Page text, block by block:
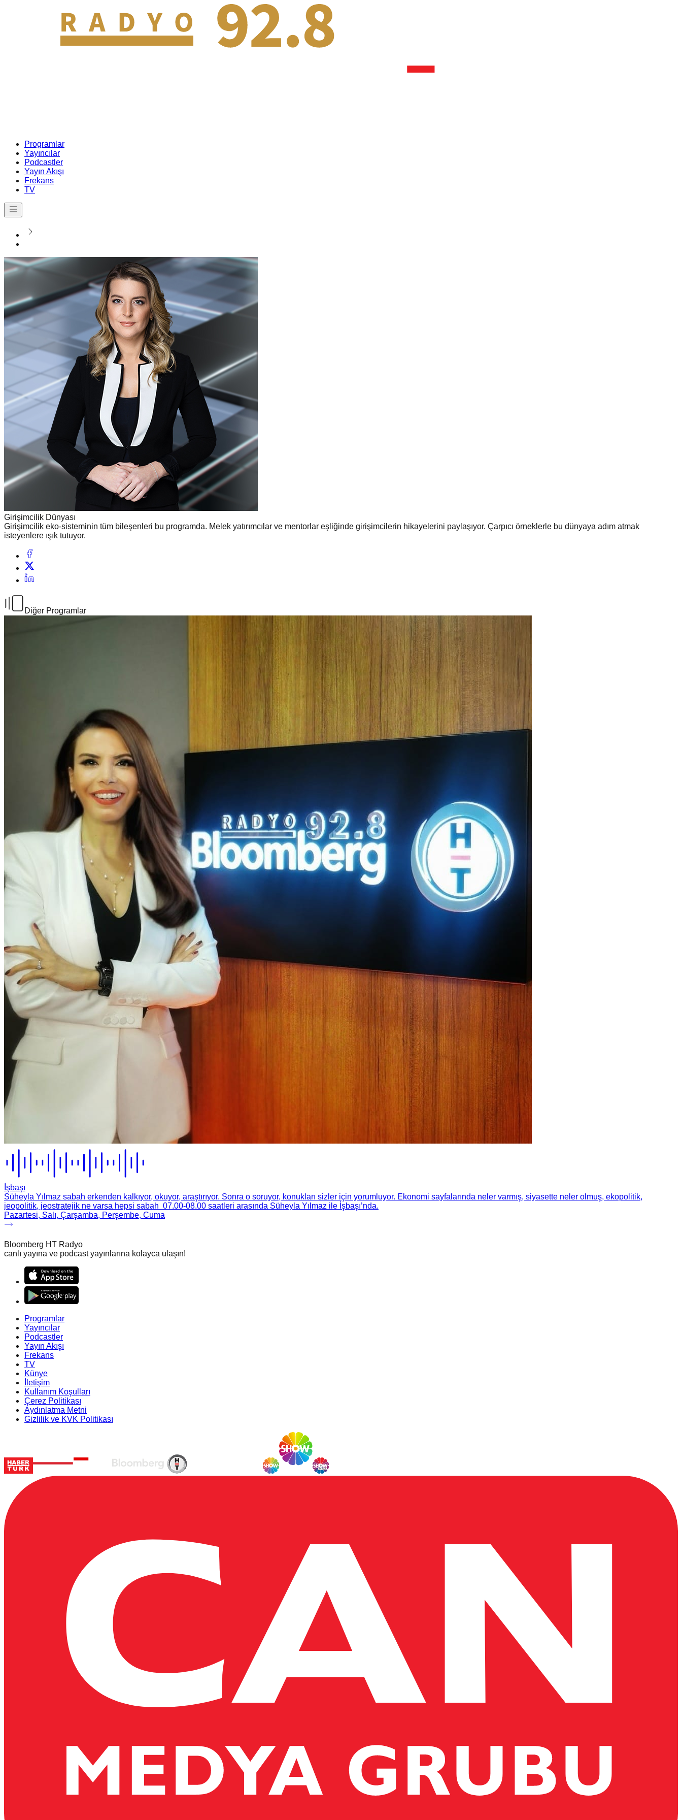
Programlar
Yayıncılar
Podcastler
Yayın Akışı
Frekans
TV
Girişimcilik Dünyası
Girişimcilik eko-sisteminin tüm bileşenleri bu programda. Melek yatırımcılar ve mentorlar eşliğinde girişimcilerin hikayelerini paylaşıyor. Çarpıcı örneklerle bu dünyaya adım atmak
isteyenlere ışık tutuyor.
Diğer Programlar
İşbaşı
Süheyla Yılmaz sabah erkenden kalkıyor, okuyor, araştırıyor. Sonra o soruyor, konukları sizler için yorumluyor. Ekonomi sayfalarında neler varmış, siyasette neler olmuş, ekopolitik,
jeopolitik, jeostratejik ne varsa hepsi sabah 07.00-08.00 saatleri arasında Süheyla Yılmaz ile İşbaşı’nda.
Pazartesi, Salı, Çarşamba, Perşembe, Cuma
Bloomberg HT Radyo
canlı yayına ve podcast yayınlarına kolayca ulaşın!
Programlar
Yayıncılar
Podcastler
Yayın Akışı
Frekans
TV
Künye
İletişim
Kullanım Koşulları
Çerez Politikası
Aydınlatma Metni
Gizlilik ve KVK Politikası